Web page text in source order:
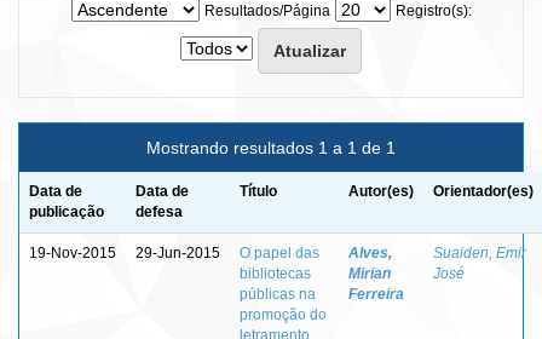
Resultados/Página
Registro(s):
Mostrando resultados 1 a 1 de 1
Data de
publicação
Data de
defesa
Título Autor(es) Orientador(es)
19-Nov-2015 29-Jun-2015
O papel das
bibliotecas
públicas na
promoção do
letramento
Alves,
Mirian
Ferreira
Suaiden, Emir
José